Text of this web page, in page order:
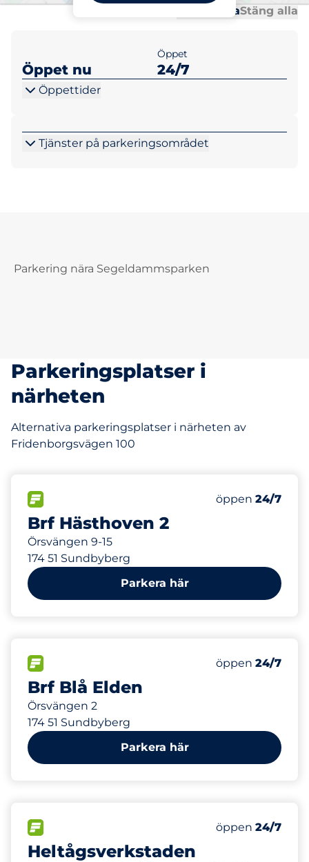
Öppna allaStäng alla
Öppet nu
Öppet
24/7
Öppettider
Tjänster på parkeringsområdet
Parkering nära Segeldammsparken
Parkeringsplatser i
närheten
Alternativa parkeringsplatser i närheten av
Fridenborgsvägen 100
Brf Hästhoven 2
Örsvängen 9-15
174 51 Sundbyberg
Antal
Totalt antal
öppen 24/7
872 m
Parkera här
Brf Blå Elden
Örsvängen 2
174 51 Sundbyberg
Antal
Totalt antal
öppen 24/7
929 m
Parkera här
Heltågsverkstaden
Antal
Totalt antal
öppen 24/7
970 m